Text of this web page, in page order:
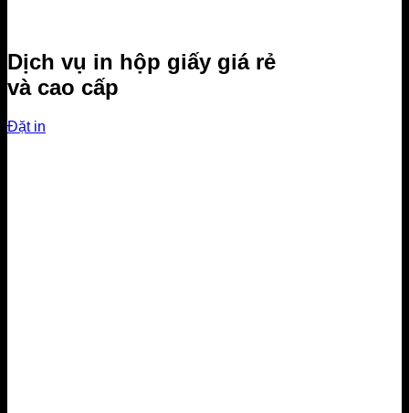
Dịch vụ in hộp giấy giá rẻ
và cao cấp
Đặt in